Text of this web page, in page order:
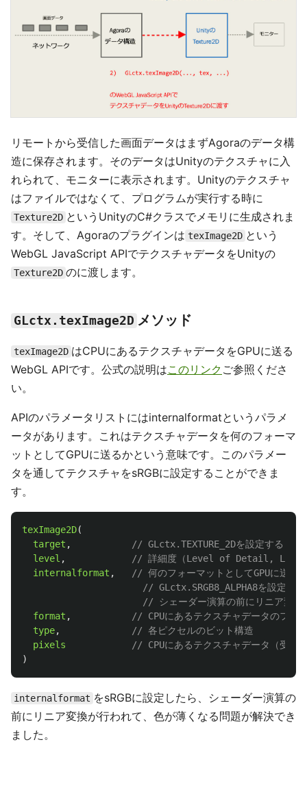
リモートから受信した画面データはまずAgoraのデータ構
造に保存されます。そのデータはUnityのテクスチャに入
れられて、モニターに表示されます。Unityのテクスチャ
はファイルではなくて、プログラムが実行する時に
Texture2D というUnityのC#クラスでメモリに生成されま
す。そして、Agoraのプラグインは texImage2D という
WebGL JavaScript APIでテクスチャデータをUnityの
Texture2D のに渡します。
GLctx.texImage2D メソッド
texImage2D はCPUにあるテクスチャデータをGPUに送る
WebGL APIです。公式の説明はこのリンク ご参照くださ
い。
APIのパラメータリストにはinternalformatというパラメ
ータがあります。これはテクスチャデータを何のフォーマ
ットとしてGPUに送るかという意味です。このパラメー
タを通してテクスチャをsRGBに設定することができま
す。
texImage2D(
target ,
// GLctx.TEXTURE_2Dを設定する
level ,
// 詳細度（Level of Detail, LOD）
internalformat ,
// 何のフォーマットとしてGPUに送る
// GLctx.SRGB8_ALPHA8を設定し
// シェーダー演算の前に
format ,
// CPUにあるテクスチャデータのフォ
type,
// 各ピクセルのビット構造
pixels
// CPUにあるテクスチャデータ（受信
)
internalformat をsRGBに設定したら、シェーダー演算の
前にリニア変換が行われて、色が薄くなる問題が解決でき
ました。